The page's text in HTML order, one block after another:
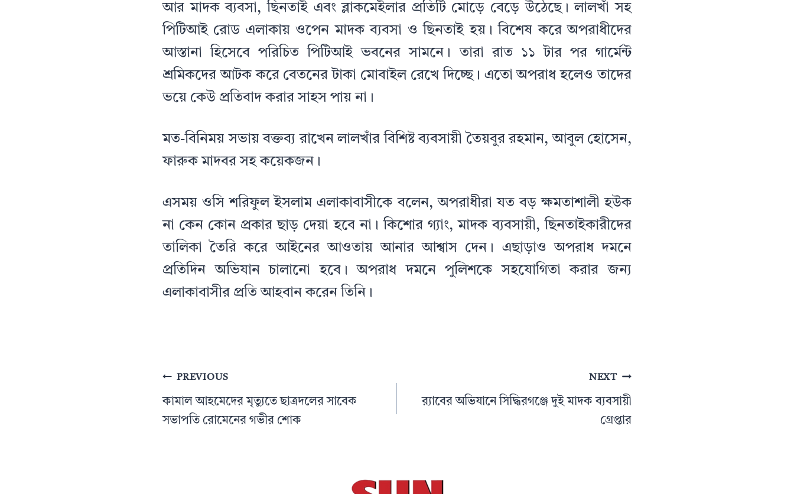
আর মাদক ব্যবসা, ছিনতাই এবং ব্লাকমেইলার প্রতিটি মোড়ে বেড়ে উঠেছে। লালখাঁ সহ
পিটিআই রোড এলাকায় ওপেন মাদক ব্যবসা ও ছিনতাই হয়। বিশেষ করে অপরাধীদের
আস্তানা হিসেবে পরিচিত পিটিআই ভবনের সামনে। তারা রাত ১১ টার পর গার্মেন্ট
শ্রমিকদের আটক করে বেতনের টাকা মোবাইল রেখে দিচ্ছে। এতো অপরাধ হলেও তাদের
ভয়ে কেউ প্রতিবাদ করার সাহস পায় না।
মত-বিনিময় সভায় বক্তব্য রাখেন লালখাঁর বিশিষ্ট ব্যবসায়ী তৈয়বুর রহমান, আবুল হোসেন,
ফারুক মাদবর সহ কয়েকজন।
এসময় ওসি শরিফুল ইসলাম এলাকাবাসীকে বলেন, অপরাধীরা যত বড় ক্ষমতাশালী হউক
না কেন কোন প্রকার ছাড় দেয়া হবে না। কিশোর গ্যাং, মাদক ব্যবসায়ী, ছিনতাইকারীদের
তালিকা তৈরি করে আইনের আওতায় আনার আশ্বাস দেন। এছাড়াও অপরাধ দমনে
প্রতিদিন অভিযান চালানো হবে। অপরাধ দমনে পুলিশকে সহযোগিতা করার জন্য
এলাকাবাসীর প্রতি আহবান করেন তিনি।
PostPREVIOUS
কামাল আহমেদের মৃত্যুতে ছাত্রদলের সাবেক
সভাপতি রোমেনের গভীর শোক
NEXT
র‌্যাবের অভিযানে সিদ্ধিরগঞ্জে দুই মাদক ব্যবসায়ী
গ্রেপ্তার